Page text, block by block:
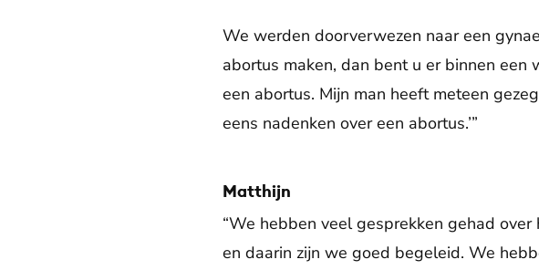
We werden doorverwezen naar een
abortus maken, dan bent u er binnen een
een abortus. Mijn man heeft meteen
eens nadenken over een abortus.’”
Matthijn
“We hebben veel gesprekken gehad
en daarin zijn we goed begeleid. We